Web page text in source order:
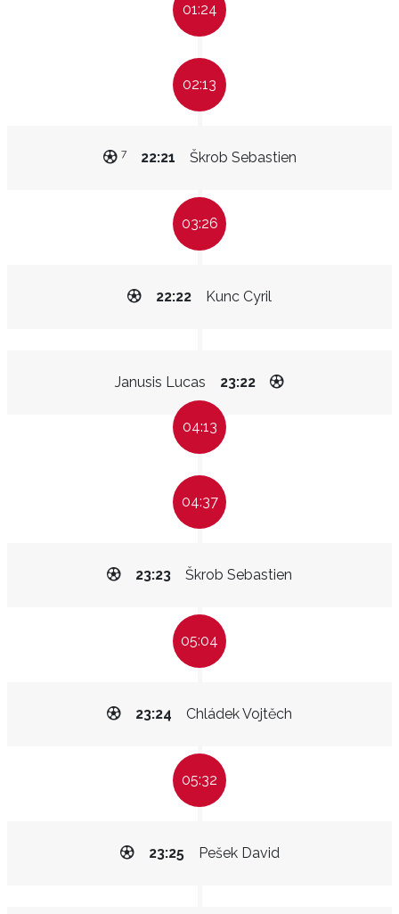
01:24
02:13
Škrob Sebastien
22:21
7
03:26
Kunc Cyril
22:22
Janusis Lucas 23:22
04:13
04:37
Škrob Sebastien
23:23
05:04
Chládek Vojtěch
23:24
05:32
Pešek David
23:25